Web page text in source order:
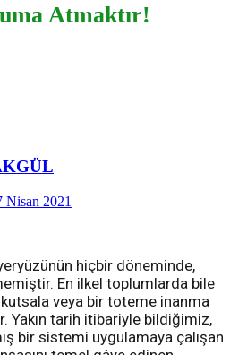
Atmaktır!
Nisan 2021
hiçbir döneminde,
En ilkel toplumlarda bile
veya bir toteme inanma
Yakın tarih itibariyle bildiğimiz,
bir sistemi uygulamaya çalışan